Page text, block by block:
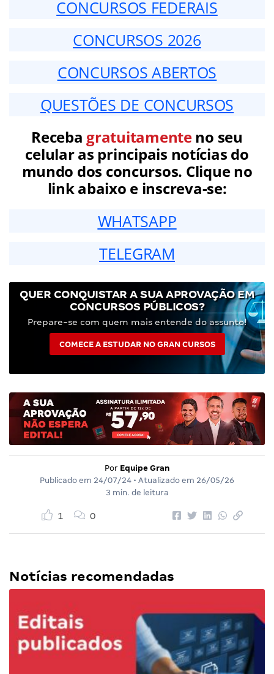
CONCURSOS FEDERAIS
CONCURSOS 2026
CONCURSOS ABERTOS
QUESTÕES DE CONCURSOS
Receba gratuitamenteno seu
celular as principais notícias do
mundo dos concursos. Clique no
link abaixo e inscreva-se:
WHATSAPP
TELEGRAM
QUER CONQUISTAR A SUA APROVAÇÃO EM
CONCURSOS PÚBLICOS?
Prepare-se com quem mais entende do assunto!
COMECE A ESTUDAR NO GRAN CURSOS
Por Equipe Gran
Publicado em 24/07/24 • Atualizado em 26/05/26
3 min. de leitura
1 0
Notícias recomendadas